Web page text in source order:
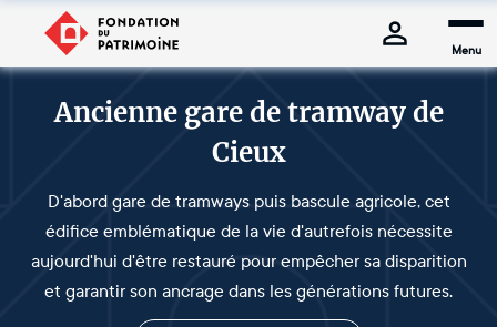
Menu
Ancienne gare de tramway de
Cieux
D'abord gare de tramways puis bascule agricole, cet
édifice emblématique de la vie d'autrefois nécessite
aujourd'hui d'être restauré pour empêcher sa disparition
et garantir son ancrage dans les générations futures.